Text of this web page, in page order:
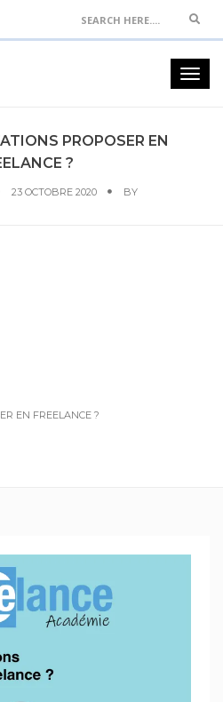
PROPOSER EN
?
23 OCTOBRE 2020 BY
EN FREELANCE ?